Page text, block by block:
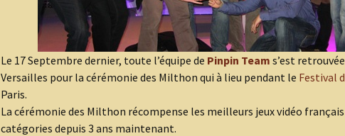
Le 17 Septembre dernier, toute l’équipe de Pinpin Team s’est
Versailles pour la cérémonie des Milthon qui à lieu pendant le Festival
Paris.
La cérémonie des Milthon récompense les meilleurs jeux vidéo
catégories depuis 3 ans maintenant.